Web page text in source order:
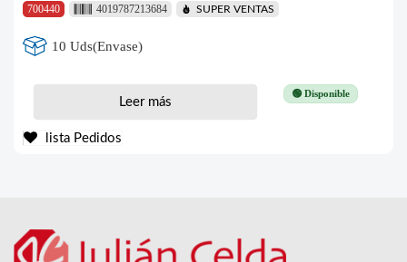
700440
4019787213684 SUPER VENTAS
10 Uds(Envase)
🟢 Disponible
Leer más
lista Pedidos